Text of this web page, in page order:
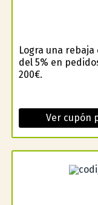
Logra una
del 5% en
200€.
Ver cupón